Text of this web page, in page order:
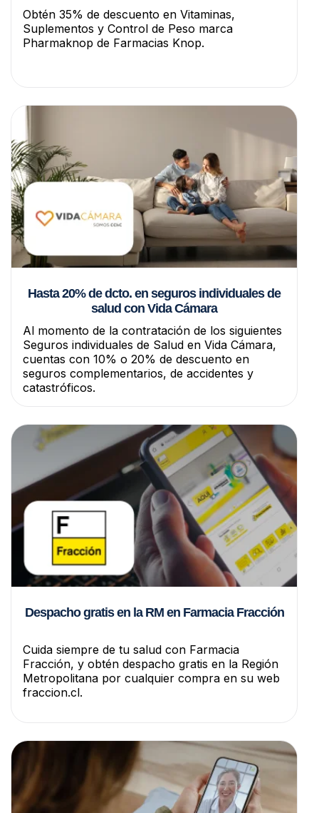
Obtén 35% de descuento en Vitaminas,
Suplementos y Control de Peso marca
Pharmaknop de Farmacias Knop.
Hasta 20% de dcto. en seguros individuales de
salud con Vida Cámara
Al momento de la contratación de los siguientes
Seguros individuales de Salud en Vida Cámara,
cuentas con 10% o 20% de descuento en
seguros complementarios, de accidentes y
catastróficos.
Despacho gratis en la RM en Farmacia Fracción
Cuida siempre de tu salud con Farmacia
Fracción, y obtén despacho gratis en la Región
Metropolitana por cualquier compra en su web
fraccion.cl.